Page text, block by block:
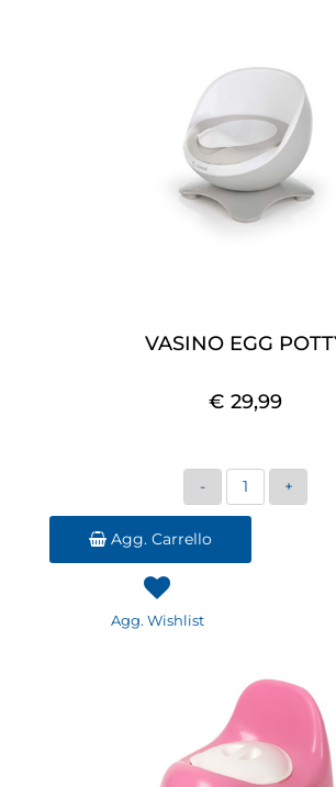
VASINO EGG
€ 29,99
Quantità
Agg. Carrello
Agg. Wishlist